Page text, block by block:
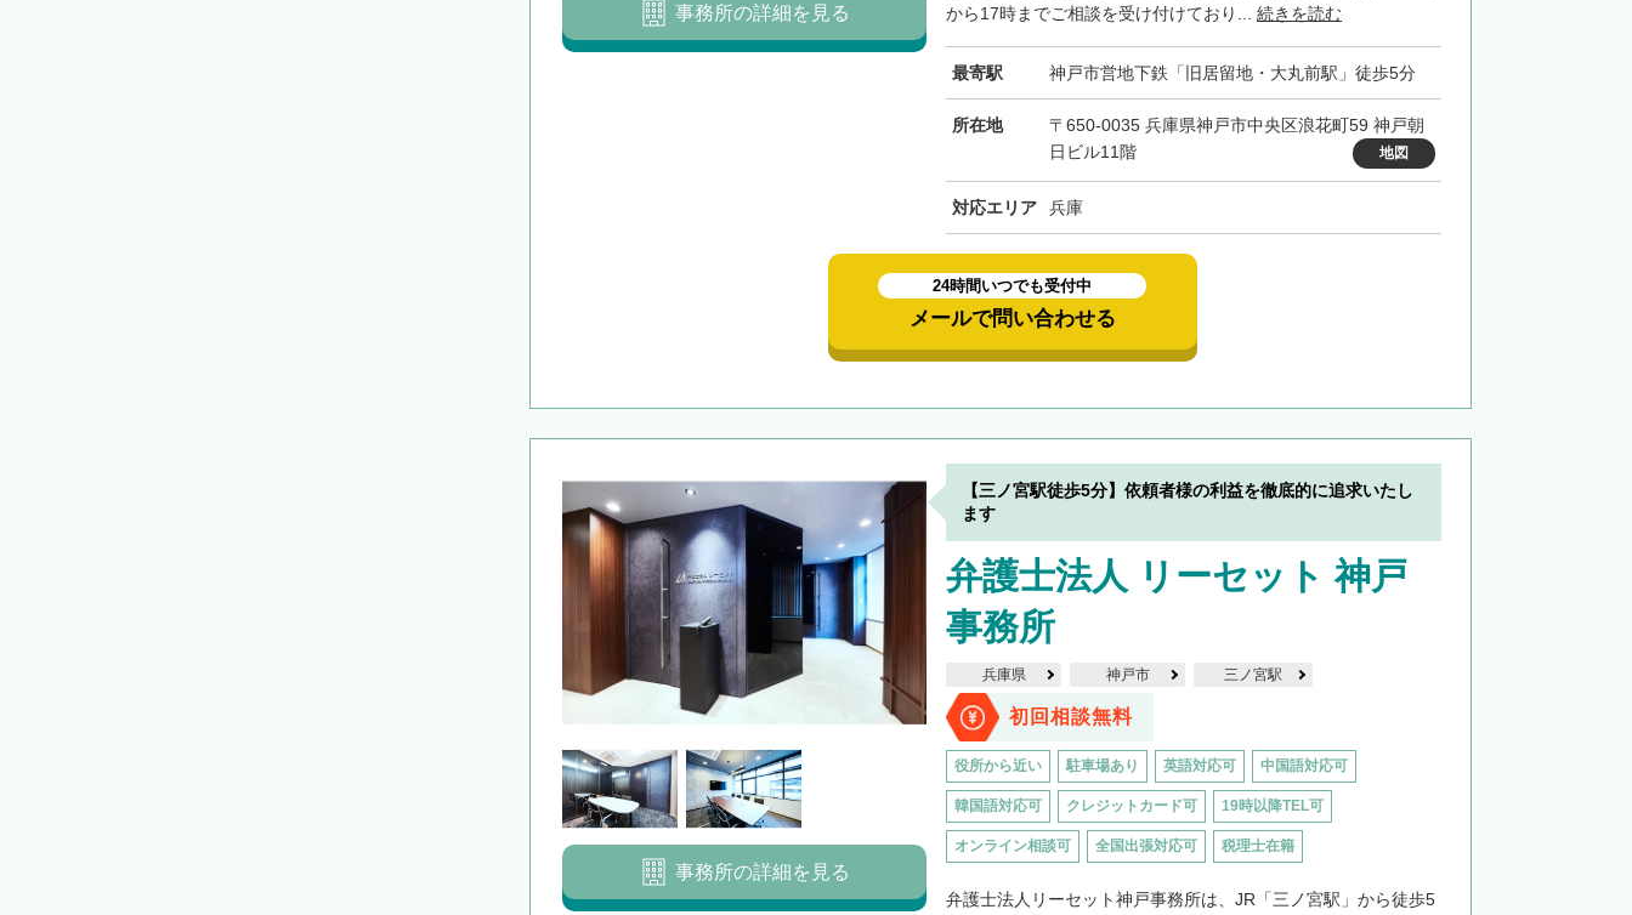
から17時までご相談を受け付けており... 続きを読む
最寄駅 神戸市営地下鉄「旧居留地・大丸前駅」徒歩5分
所在地
〒650-0035 兵庫県神戸市中央区浪花町59 神戸朝
日ビル11階
地図
対応エリア 兵庫
事務所の詳細を見る
24時間いつでも受付中
メールで問い合わせる
【三ノ宮駅徒歩5分】依頼者様の利益を徹底的に追求いたし
ます
弁護士法人 リーセット 神戸
事務所
兵庫県 神戸市 三ノ宮駅
初回相談無料
役所から近い 駐車場あり 英語対応可 中国語対応可
韓国語対応可 クレジットカード可 19時以降TEL可
オンライン相談可 全国出張対応可 税理士在籍
弁護士法人リーセット神戸事務所は、JR「三ノ宮駅」から徒歩5
事務所の詳細を見る